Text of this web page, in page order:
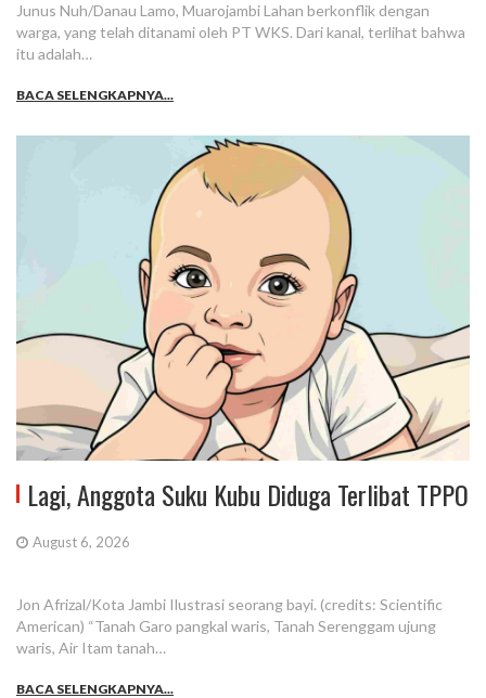
Junus Nuh/Danau Lamo, Muarojambi Lahan berkonflik dengan
warga, yang telah ditanami oleh PT WKS. Dari kanal, terlihat bahwa
itu adalah…
BACA SELENGKAPNYA...
Lagi, Anggota Suku Kubu Diduga Terlibat TPPO
August 6, 2026
Jon Afrizal/Kota Jambi Ilustrasi seorang bayi. (credits: Scientific
American) “Tanah Garo pangkal waris, Tanah Serenggam ujung
waris, Air Itam tanah…
BACA SELENGKAPNYA...